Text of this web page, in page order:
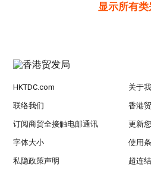
显示所有类
HKTDC.com 关于
联络我们 香港
订阅商贸全接触电邮通讯 更新
字体大小 使用
私隐政策声明 超连